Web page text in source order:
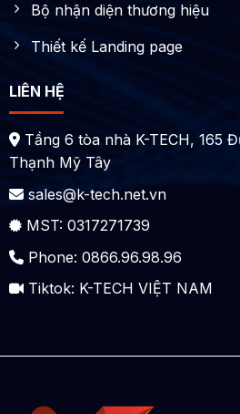
Bộ nhận diện thương hiệu
Thiết kế Landing page
LIÊN HỆ
Tầng 6 tòa nhà K-TECH, 165
Thạnh Mỹ Tây
sales@k-tech.net.vn
MST: 0317271739
Phone: 0866.96.98.96
Tiktok: K-TECH VIỆT NAM